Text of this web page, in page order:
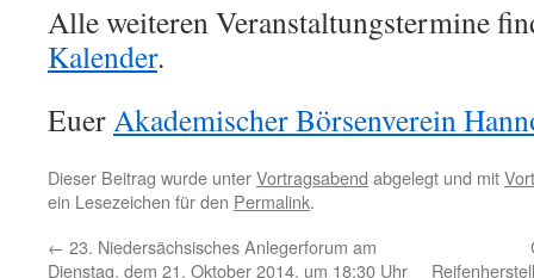
Alle weiteren Veranstaltungstermine
Kalender.
EuerAkademischer Börsenverein
Dieser Beitrag wurde unterVortragsabend abgelegt und mit
ein Lesezeichen für den Permalink.
← 23. Niedersächsisches Anlegerforum am
Dienstag, dem 21. Oktober 2014, um 18:30 Uhr